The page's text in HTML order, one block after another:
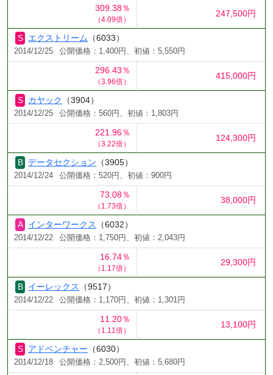
309.38％
（4.09倍）
247,500円
エクストリーム （6033）
2014/12/25 公開価格：1,400円、初値：5,550円
296.43％
（3.96倍）
415,000円
カヤック （3904）
2014/12/25 公開価格：560円、初値：1,803円
221.96％
（3.22倍）
124,300円
データセクション （3905）
2014/12/24 公開価格：520円、初値：900円
73.08％
（1.73倍）
38,000円
インターワークス （6032）
2014/12/22 公開価格：1,750円、初値：2,043円
16.74％
（1.17倍）
29,300円
イーレックス （9517）
2014/12/22 公開価格：1,170円、初値：1,301円
11.20％
（1.11倍）
13,100円
アドベンチャー （6030）
2014/12/18 公開価格：2,500円、初値：5,680円